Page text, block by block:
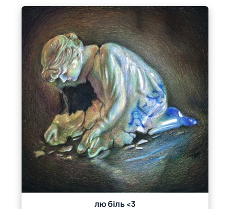
лю біль <3